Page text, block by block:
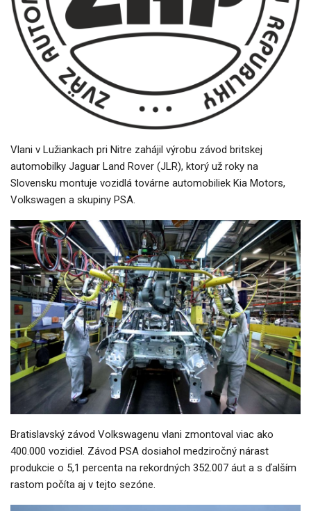
Vlani v Lužiankach pri Nitre zahájil výrobu závod britskej
automobilky Jaguar Land Rover (JLR), ktorý už roky na
Slovensku montuje vozidlá továrne automobiliek Kia Motors,
Volkswagen a skupiny PSA.
Bratislavský závod Volkswagenu vlani zmontoval viac ako
400.000 vozidiel. Závod PSA dosiahol medziročný nárast
produkcie o 5,1 percenta na rekordných 352.007 áut a s ďalším
rastom počíta aj v tejto sezóne.